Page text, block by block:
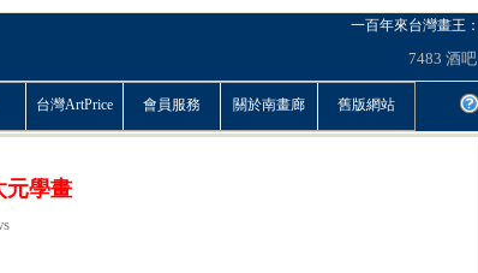
一百年來台灣畫王：
7483 酒吧
台灣ArtPrice 會員服務 關於南畫廊 舊版網站
元學畫